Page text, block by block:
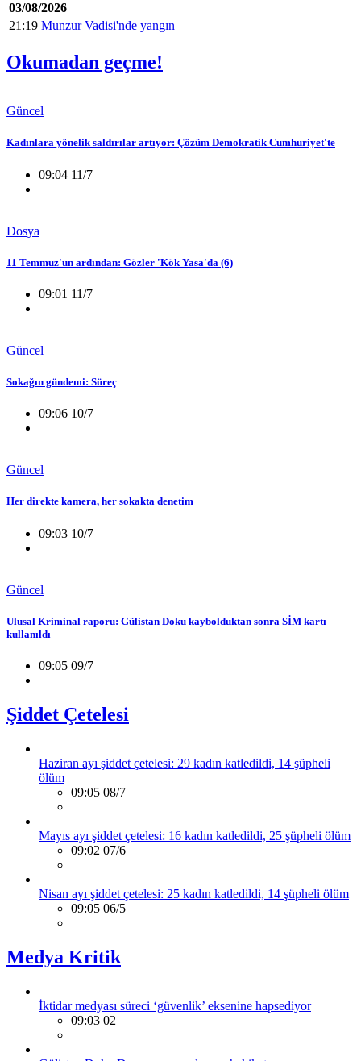
03/08/2026
21:19 Munzur Vadisi'nde yangın
Okumadan geçme!
Güncel
Kadınlara yönelik saldırılar artıyor: Çözüm Demokratik Cumhuriyet'te
09:04 11/7
Dosya
11 Temmuz'un ardından: Gözler 'Kök Yasa'da (6)
09:01 11/7
Güncel
Sokağın gündemi: Süreç
09:06 10/7
Güncel
Her direkte kamera, her sokakta denetim
09:03 10/7
Güncel
Ulusal Kriminal raporu: Gülistan Doku kaybolduktan sonra SİM kartı
kullanıldı
09:05 09/7
Şiddet Çetelesi
Haziran ayı şiddet çetelesi: 29 kadın katledildi, 14 şüpheli
ölüm
09:05 08/7
Mayıs ayı şiddet çetelesi: 16 kadın katledildi, 25 şüpheli ölüm
09:02 07/6
Nisan ayı şiddet çetelesi: 25 kadın katledildi, 14 şüpheli ölüm
09:05 06/5
Medya Kritik
İktidar medyası süreci ‘güvenlik’ eksenine hapsediyor
09:03 02